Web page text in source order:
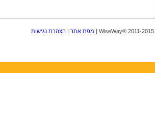
מפת אתר | הצהרת נגישות